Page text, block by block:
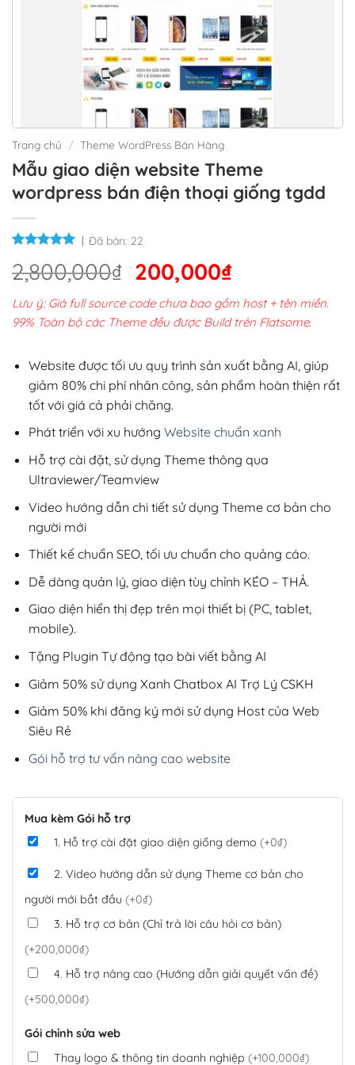
Trang chủ / Theme WordPress Bán Hàng
Mẫu giao diện website Theme
wordpress bán điện thoại giống tgdd
Đã bán: 22
2,800,000₫ Giá
gốc
là:
2,800,000₫.
200,000₫Giá
hiện
tại
200,000₫.
Lưu ý: Giá full source code chưa bao gồm host + tên miền.
99% Toàn bộ các Theme đều được Build trên Flatsome.
Website được tối ưu quy trình sản xuất bằng AI, giúp
giảm 80% chi phí nhân công, sản phẩm hoàn thiện rất
tốt với giá cả phải chăng.
Phát triển với xu hướng Website chuẩn xanh
Hỗ trợ cài đặt, sử dụng Theme thông qua
Ultraviewer/Teamview
Video hướng dẫn chi tiết sử dụng Theme cơ bản cho
người mới
Thiết kế chuẩn SEO, tối ưu chuẩn cho quảng cáo.
Dễ dàng quản lý, giao diện tùy chỉnh KÉO – THẢ.
Giao diện hiển thị đẹp trên mọi thiết bị (PC, tablet,
mobile).
Tặng Plugin Tự động tạo bài viết bằng AI
Giảm 50% sử dụng Xanh Chatbox AI Trợ Lý CSKH
Giảm 50% khi đăng ký mới sử dụng Host của Web
Siêu Rẻ
Gói hỗ trợ tư vấn nâng cao website
Mua kèm Gói hỗ trợ
1. Hỗ trợ cài đặt giao diện giống demo (+0₫)
2. Video hướng dẫn sử dụng Theme cơ bản cho
người mới bắt đầu (+0₫)
3. Hỗ trợ cơ bản (Chỉ trả lời câu hỏi cơ bản)
(+200,000₫)
4. Hỗ trợ nâng cao (Hướng dẫn giải quyết vấn đề)
(+500,000₫)
Gói chỉnh sửa web
Thay logo & thông tin doanh nghiệp (+100,000₫)